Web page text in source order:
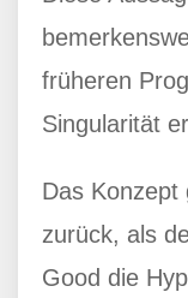
früheren
Singularität
Das Konzept
zurück, als
Good die